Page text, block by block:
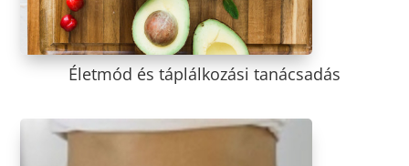
Életmód és táplálkozási tanácsadás